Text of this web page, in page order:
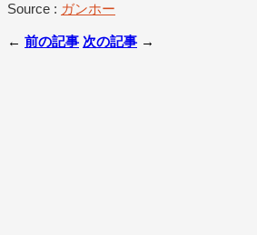
Source : ガンホー
← 前の記事 次の記事 →